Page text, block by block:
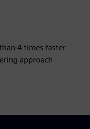
4 times faster
approach